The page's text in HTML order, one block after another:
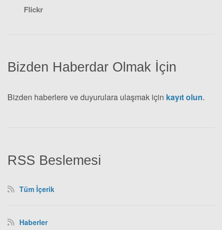
RSS Beslemesi
Tüm İçerik
Haberler
Bizden Haberdar Olmak İçin
Bizden haberlere ve duyurulara ulaşmak için kayıt olun.
Flickr